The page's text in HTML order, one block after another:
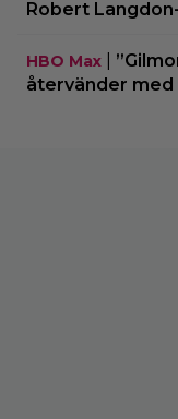
Robert
HBO Max
återvänder